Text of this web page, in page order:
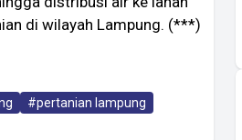
di wilayah Lampung. (***)
#pertanian lampung